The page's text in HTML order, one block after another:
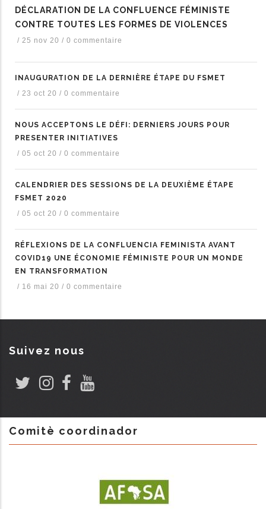
DÉCLARATION DE LA CONFLUENCE FÉMINISTE
CONTRE TOUTES LES FORMES DE VIOLENCES
/ 25 nov 20 / 0 commentaire
INAUGURATION DE LA DERNIÈRE ÉTAPE DU FSMET
/ 23 oct 20 / 0 commentaire
NOUS ACCEPTONS LE DÉFI: DERNIERS JOURS POUR
PRESENTER INITIATIVES
/ 05 oct 20 / 0 commentaire
CALENDRIER DES SESSIONS DE LA DEUXIÈME ÉTAPE
FSMET 2020
/ 05 oct 20 / 0 commentaire
RÉFLEXIONS DE LA CONFLUENCIA FEMINISTA AVANT
COVID19 UNE ÉCONOMIE FÉMINISTE POUR UN MONDE
EN TRANSFORMATION
/ 16 mai 20 / 0 commentaire
Suivez nous
Comitè coordinador